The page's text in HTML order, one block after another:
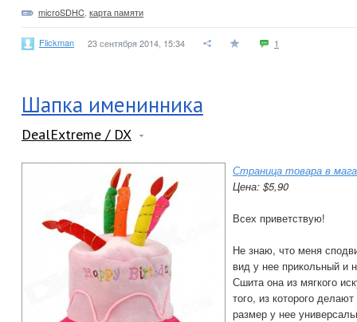
microSDHC карта памяти
Flickman 23 сентября 2014, 15:34 1
Шапка именинника
DealExtreme / DX
Страница товара в
Цена: $5,90
Всех приветствую!
Не знаю, что меня
вид у нее прикольный и
Сшита она из мягкого
того, из которого
размер у нее